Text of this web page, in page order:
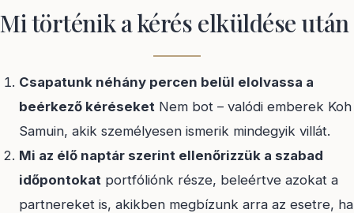
Mi történik a kérés elküldése után
Csapatunk néhány percen belül elolvassa a
beérkező kéréseket Nem bot – valódi emberek Koh
Samuin, akik személyesen ismerik mindegyik villát.
Mi az élő naptár szerint ellenőrizzük a szabad
időpontokat portfóliónk része, beleértve azokat a
partnereket is, akikben megbízunk arra az esetre, ha